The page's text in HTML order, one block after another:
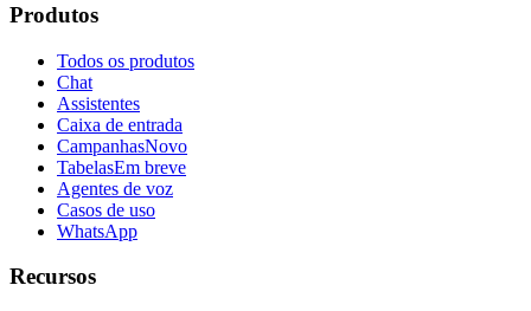
Produtos
Todos os produtos
Chat
Assistentes
Caixa de entrada
CampanhasNovo
TabelasEm breve
Agentes de voz
Casos de uso
WhatsApp
Recursos